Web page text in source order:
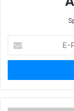
Posta
adresinizi